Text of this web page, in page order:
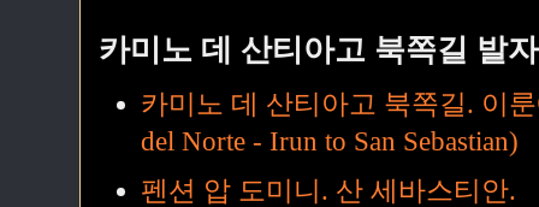
카미노 데 산티아고 북쪽길 발
카미노 데 산티아고 북쪽길. 이
del Norte - Irun to San Sebastian)
펜션 압 도미니. 산 세바스티안.